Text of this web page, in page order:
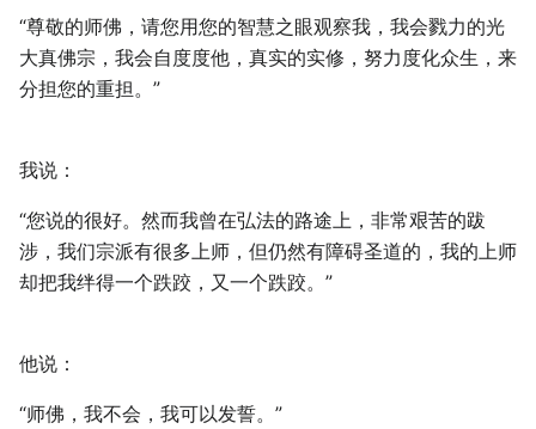
“尊敬的师佛，请您用您的智慧之眼观察我，我会戮力的光
大真佛宗，我会自度度他，真实的实修，努力度化众生，来
分担您的重担。”
我说：
“您说的很好。然而我曾在弘法的路途上，非常艰苦的跋
涉，我们宗派有很多上师，但仍然有障碍圣道的，我的上师
却把我绊得一个跌跤，又一个跌跤。”
他说：
“师佛，我不会，我可以发誓。”